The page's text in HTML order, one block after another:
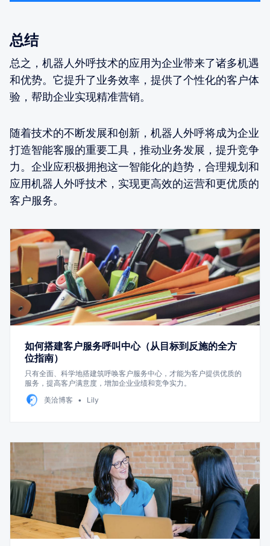
总结
总之，机器人外呼技术的应用为企业带来了诸多机遇
和优势。它提升了业务效率，提供了个性化的客户体
验，帮助企业实现精准营销。
随着技术的不断发展和创新，机器人外呼将成为企业
打造智能客服的重要工具，推动业务发展，提升竞争
力。企业应积极拥抱这一智能化的趋势，合理规划和
应用机器人外呼技术，实现更高效的运营和更优质的
客户服务。
如何搭建客户服务呼叫中心（从目标到反施的全方
位指南）
只有全面、科学地搭建筑呼唤客户服务中心，才能为客户提供优质的
服务，提高客户满意度，增加企业业绩和竞争实力。
美洽博客
Lily